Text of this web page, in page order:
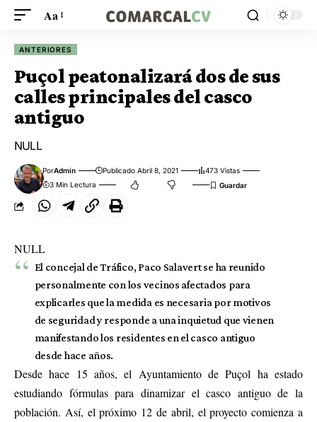
Aa
ANTERIORES
Puçol peatonalizará dos de sus
calles principales del casco
antiguo
NULL
PorAdmin Publicado Abril 8, 2021
473 Vistas
3 Min Lectura
NULL
El concejal de Tráfico, Paco Salavert se ha reunido
personalmente con los vecinos afectados para
explicarles que la medida es necesaria por motivos
de seguridad y responde a una inquietud que vienen
manifestando los residentes en el casco antiguo
desde hace años.
Desde hace 15 años, el Ayuntamiento de Puçol ha estado
estudiando fórmulas para dinamizar el casco antiguo de la
población. Así, el próximo 12 de abril, el proyecto comienza a